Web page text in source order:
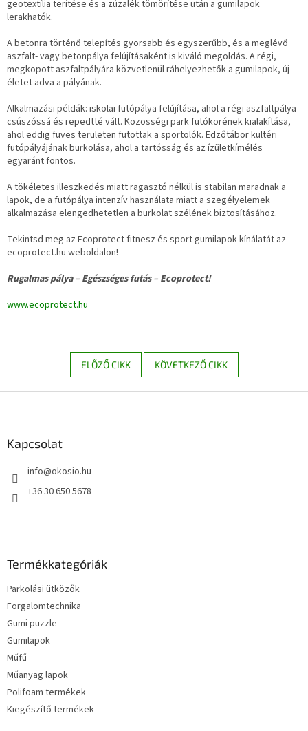
geotextília terítése és a zúzalék tömörítése után a gumilapok
lerakhatók.
A betonra történő telepítés gyorsabb és egyszerűbb, és a meglévő
aszfalt- vagy betonpálya felújításaként is kiváló megoldás. A régi,
megkopott aszfaltpályára közvetlenül ráhelyezhetők a gumilapok, új
életet adva a pályának.
Alkalmazási példák: iskolai futópálya felújítása, ahol a régi aszfaltpálya
csúszóssá és repedtté vált. Közösségi park futókörének kialakítása,
ahol eddig füves területen futottak a sportolók. Edzőtábor kültéri
futópályájának burkolása, ahol a tartósság és az ízületkímélés
egyaránt fontos.
A tökéletes illeszkedés miatt ragasztó nélkül is stabilan maradnak a
lapok, de a futópálya intenzív használata miatt a szegélyelemek
alkalmazása elengedhetetlen a burkolat szélének biztosításához.
Tekintsd meg az Ecoprotect fitnesz és sport gumilapok kínálatát az
ecoprotect.hu weboldalon!
Rugalmas pálya – Egészséges futás – Ecoprotect!
www.ecoprotect.hu
ELŐZŐ CIKK KÖVETKEZŐ CIKK
Kapcsolat
info@okosio.hu
+36 30 650 5678
Termékkategóriák
Parkolási ütközők
Forgalomtechnika
Gumi puzzle
Gumilapok
Műfű
Műanyag lapok
Polifoam termékek
Kiegészítő termékek